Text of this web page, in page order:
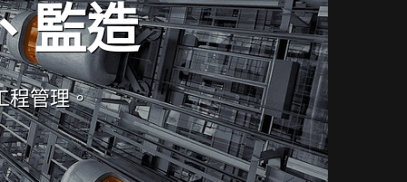
監造
程管理。